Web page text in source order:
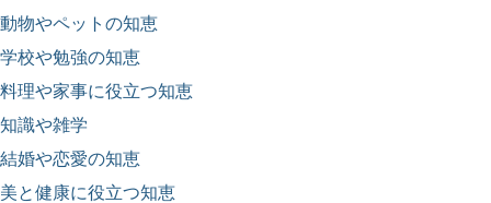
動物やペットの知恵
学校や勉強の知恵
料理や家事に役立つ知恵
知識や雑学
結婚や恋愛の知恵
美と健康に役立つ知恵